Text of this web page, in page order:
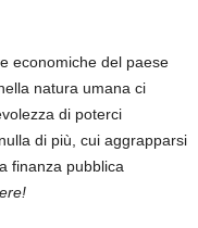
economiche del paese
natura umana ci
di poterci
di più, cui aggrapparsi
finanza pubblica